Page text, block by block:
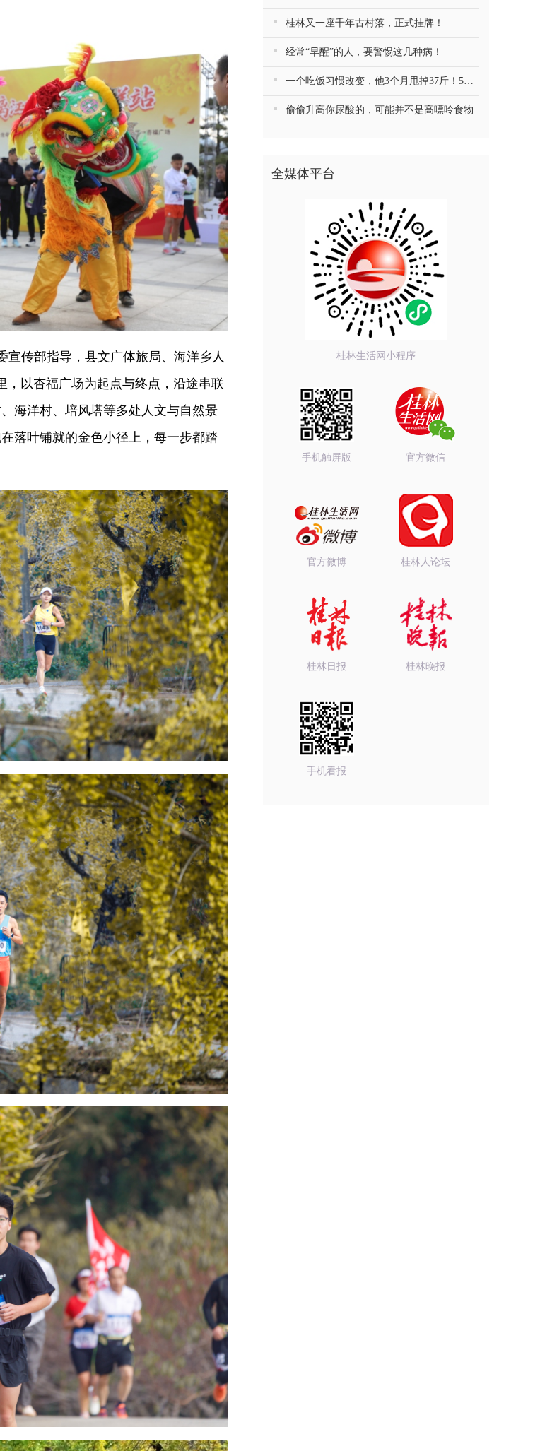
传部指导，县文广体旅局、海洋乡人
，以杏福广场为起点与终点，沿途串联
海洋村、培风塔等多处人文与自然景
落叶铺就的金色小径上，每一步都踏
桂林又一座千年古村落，正式挂牌！
经常“早醒”的人，要警惕这几种病！
一个吃饭习惯改变，他3个月甩掉37斤！5种慢病药停了4种
偷偷升高你尿酸的，可能并不是高嘌呤食物
全媒体平台
桂林生活网小程序
手机触屏版 官方微信
官方微博 桂林人论坛
桂林日报 桂林晚报
手机看报